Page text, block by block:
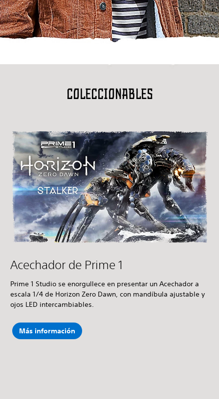
Coleccionables
Acechador de Prime 1
Prime 1 Studio se enorgullece en presentar un Acechador a
escala 1/4 de Horizon Zero Dawn, con mandíbula ajustable y
ojos LED intercambiables.
Más información